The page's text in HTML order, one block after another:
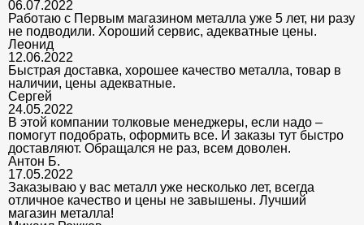
06.07.2022
Работаю с Первым магазином металла уже 5 лет, ни разу
не подводили. Хороший сервис, адекватные цены.
Леонид
12.06.2022
Быстрая доставка, хорошее качество металла, товар в
наличии, цены адекватные.
Сергей
24.05.2022
В этой компании толковые менеджеры, если надо –
помогут подобрать, оформить все. И заказы тут быстро
доставляют. Обращался не раз, всем доволен.
Антон Б.
17.05.2022
Заказываю у вас металл уже несколько лет, всегда
отличное качество и цены не завышены. Лучший
магазин металла!